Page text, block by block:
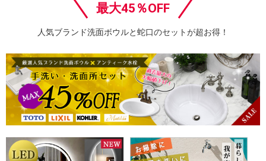
最大45％OFF
人気ブランド洗面ボウルと蛇口のセットが超お得！